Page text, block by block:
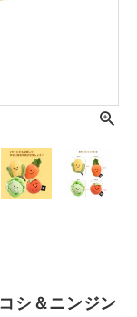
シ＆ニンジン